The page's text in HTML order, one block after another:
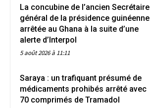
La concubine de l’ancien Secrétaire
général de la présidence guinéenne
arrêtée au Ghana à la suite d’une
alerte d’Interpol
5 août 2026 à 11:11
Saraya : un trafiquant présumé de
médicaments prohibés arrêté avec
70 comprimés de Tramadol